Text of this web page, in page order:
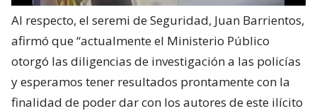
Al respecto, el seremi de Seguridad, Juan Barrientos,
afirmó que “actualmente el Ministerio Público
otorgó las diligencias de investigación a las policías
y esperamos tener resultados prontamente con la
finalidad de poder dar con los autores de este ilícito